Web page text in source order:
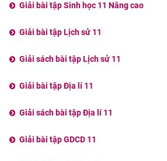
Giải bài tập Sinh học 11 Nâng cao
Giải bài tập Lịch sử 11
Giải sách bài tập Lịch sử 11
Giải bài tập Địa lí 11
Giải sách bài tập Địa lí 11
Giải bài tập GDCD 11